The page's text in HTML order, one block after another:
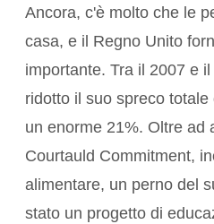
Ancora, c'è molto che le
casa, e il Regno Unito
importante. Tra il 2007 e
ridotto il suo spreco
un enorme 21%. Oltre ad
Courtauld Commitment,
alimentare, un perno del
stato un progetto di